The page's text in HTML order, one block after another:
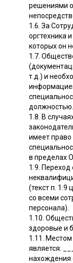
решениями
1.6. За
оргтехника
которых он
1.7.
т.д.) и
должностью.
1.8. В
имеет право
в пределах
1.9. Переход
(текст п. 1.9
со всеми
персонала).
1.10.
здоровые и
1.11.
является:
нахождения